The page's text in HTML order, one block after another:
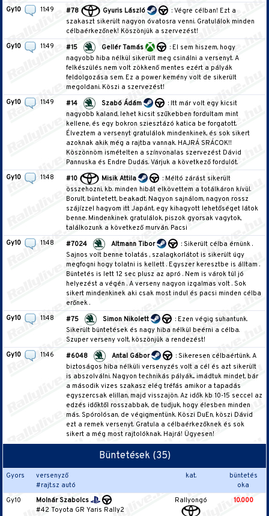
Gy10
11:49 #78 Gyuris László
: Végre célban! Ezt a
szakaszt sikerült nagyon óvatosra venni. Gratulálok minden
célbaérkezőnek! Köszönjük a szervezést!
Gy10
11:49 #15 Gellér Tamás
: El sem hiszem, hogy
nagyobb hiba nélkül sikerült meg csinálni a versenyt. A
felkészülés nem volt zökkenő mentes ezért a pályák
feldolgozása sem. Ez a power kemény volt de sikerült
megoldani. Köszi a szervezést!
Gy10
11:49 #14 Szabó Ádám
: Itt már volt egy kicsit
nagyobb kaland, lehet kicsit szűkebben fordultam mint
kellene, és egy bokron sziesztázó katica be forgatott.
Élveztem a versenyt gratulálok mindenkinek, és sok sikert
azoknak akik még a rajtba vannak. HAJRÁ SRÁCOK!!
Köszönnöm ismételten a színvonalas szervezést Dávid
Pannuska és Endre Dudás. Várjuk a következő fordulót.
Gy10
11:48 #10 Misik Attila
: Méltó zárást sikerült
összehozni, kb. minden hibát elkövettem a totálkáron kívül.
Borult, büntetett, beakadt. Nagyon sajnálom, nagyon rossz
szájízzel hagyom itt Japánt, egy kihagyott lehetőséget látok
benne. Mindenkinek gratulálok, piszok gyorsak vagytok,
találkozunk a következő murván. Pacsi
Gy10
11:48 #7024 Altmann Tibor
: Sikerült célba érnünk .
Sajnos volt benne tolatás , szalagkorlátot is sikerült úgy
megfogni hogy tolatni is kellett . Egyszer keresztbe is álltam .
Büntetés is lett 12 sec plusz az apró . Nem is várok túl jó
helyezést a végén . A verseny nagyon izgalmas volt . Sok
sikert mindenkinek aki csak most indul és pacsi minden célba
erőnek .
Gy10
11:48 #75 Simon Nikolett
: Ezen végig suhantunk.
Sikerült büntetések és nagy hiba nélkül beérni a célba.
Szuper verseny volt, köszönjük a rendezést!
Gy10
11:46 #6048 Antal Gábor
: Sikeresen célbaértünk. A
biztoságos hiba nélküli versenyzés volt a cél és azt sikerült
is abszolválni. Nagyon technikás pályák... imádtuk mindet, bár
a második vizes szakasz elég tréfás amikor a tapadás
egyszercsak elillan, majd visszajön. Az idők kb 10-15 seccel az
edzés időktől rosszabbak, de tudjuk, hogy élesben minden
más. Spórolósan, de végigmentünk. Köszi DuEn, köszi Dávid
ezt a remek versenyt. Gratula a célbaérkezőknek és sok
sikert a még most rajtolóknak. Hajrá! Ügyesen!
Büntetések (35)
Gyors
versenyző
#rajt.sz autó
kat.
büntetés
oka
Gy10
Molnár Szabolcs
#42 Toyota GR Yaris Rally2
Rallyongó 10.000